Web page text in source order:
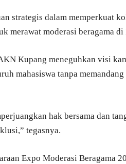
strategis dalam memperkuat
merawat moderasi beragama di
Kupang meneguhkan visi
mahasiswa tanpa
hak bersama dan
tegasnya.
Expo Moderasi Beragama